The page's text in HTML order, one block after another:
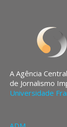
A Agência
de Jornalismo
Universidade